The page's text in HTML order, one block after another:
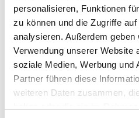
personalisieren, Funktionen
zu können und die Zugriffe
analysieren. Außerdem
Verwendung unserer Website
soziale Medien, Werbung und
Partner führen diese
weiteren Daten zusammen,